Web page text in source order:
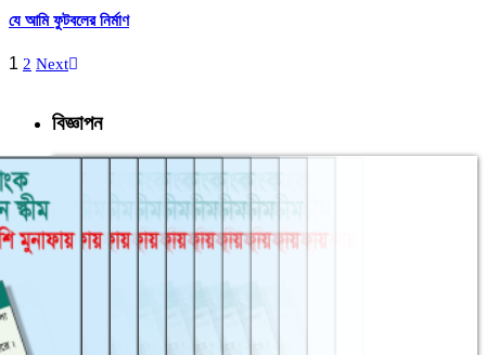
যে আমি ফুটবলের নির্মাণ
1 2 Next
বিজ্ঞাপন